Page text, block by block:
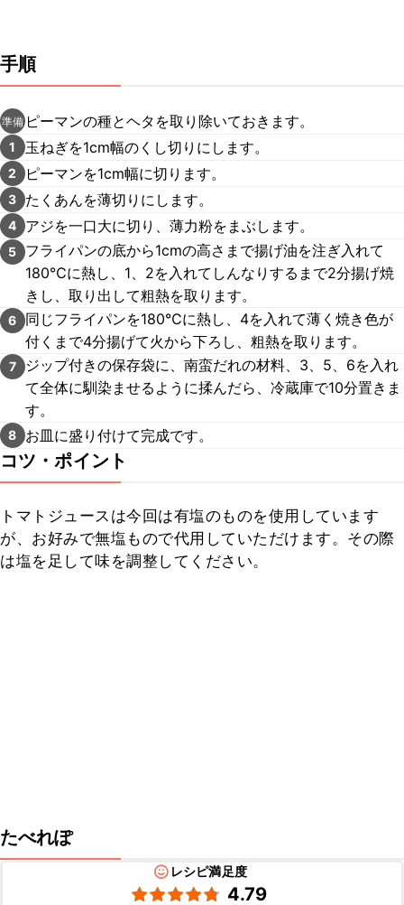
手順
準備 ピーマンの種とヘタを取り除いておきます。
1 玉ねぎを1cm幅のくし切りにします。
2 ピーマンを1cm幅に切ります。
3 たくあんを薄切りにします。
4 アジを一口大に切り、薄力粉をまぶします。
5
フライパンの底から1cmの高さまで揚げ油を注ぎ入れて
180℃に熱し、1、2を入れてしんなりするまで2分揚げ焼
きし、取り出して粗熱を取ります。
6
同じフライパンを180℃に熱し、4を入れて薄く焼き色が
付くまで4分揚げて火から下ろし、粗熱を取ります。
7
ジップ付きの保存袋に、南蛮だれの材料、3、5、6を入れ
て全体に馴染ませるように揉んだら、冷蔵庫で10分置きま
す。
8 お皿に盛り付けて完成です。
コツ・ポイント
トマトジュースは今回は有塩のものを使用しています
が、お好みで無塩もので代用していただけます。その際
は塩を足して味を調整してください。
たべれぽ
レシピ満足度
4.79